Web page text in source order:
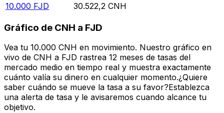
10.000 FJD 30.522,2 CNH
Gráfico de CNH a FJD
Vea tu 10.000 CNH en movimiento. Nuestro gráfico en
vivo de CNH a FJD rastrea 12 meses de tasas del
mercado medio en tiempo real y muestra exactamente
cuánto valía su dinero en cualquier momento.¿Quiere
saber cuándo se mueve la tasa a su favor?Establezca
una alerta de tasa y le avisaremos cuando alcance tu
objetivo.